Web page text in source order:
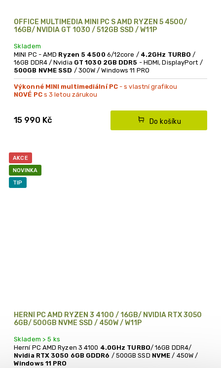
OFFICE MULTIMEDIA MINI PC S AMD RYZEN 5 4500/
16GB/ NVIDIA GT 1030 / 512GB SSD / W11P
Skladem
15 990 Kč Do košíku
MINI PC - AMD Ryzen 5 4500 6/12core / 4.2GHz TURBO /
16GB DDR4 / Nvidia GT 1030 2GB DDR5 - HDMI, DisplayPort /
500GB NVME SSD / 300W / Windows 11 PRO
Výkonné MINI multimediální PC - s vlastní grafikou
NOVÉ PC s 3 letou zárukou
AKCE
NOVINKA
TIP
HERNÍ PC AMD RYZEN 3 4100 / 16GB/ NVIDIA RTX 3050
6GB/ 500GB NVME SSD / 450W / W11P
Skladem > 5 ks
Herní PC AMD Ryzen 3 4100 4.0GHz TURBO/ 16GB DDR4/
Nvidia RTX 3050 6GB GDDR6 / 500GB SSD NVME / 450W /
Windows 11 PRO